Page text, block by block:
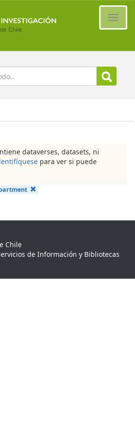
dataverses, datasets, ni
para ver si puede
Chile
de Información y Bibliotecas